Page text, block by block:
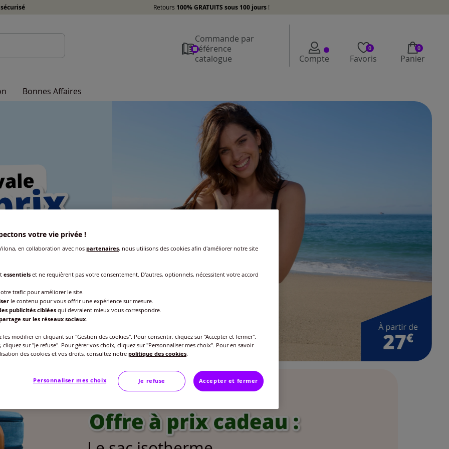
Retours 100% GRATUITS sous 100 jours !
Commande par
référence
catalogue
Compte
0
Favoris
0
Panier
Bonnes Affaires
d'été
votre vie privée !
en collaboration avec nos partenaires, nous utilisons des cookies afin d'améliorer notre site
essentiels et ne requièrent pas votre consentement. D'autres, optionnels, nécessitent votre accord
trafic pour améliorer le site.
le contenu pour vous offrir une expérience sur mesure.
publicités ciblées qui devraient mieux vous correspondre.
sur les réseaux sociaux
les modifier en cliquant sur "Gestion des cookies". Pour consentir, cliquez sur "Accepter et fermer".
cliquez sur "Je refuse". Pour gérer vos choix, cliquez sur "Personnaliser mes choix". Pour en savoir
des cookies et vos droits, consultez notre politique des cookies
Personnaliser mes choix Je refuse Accepter et fermer